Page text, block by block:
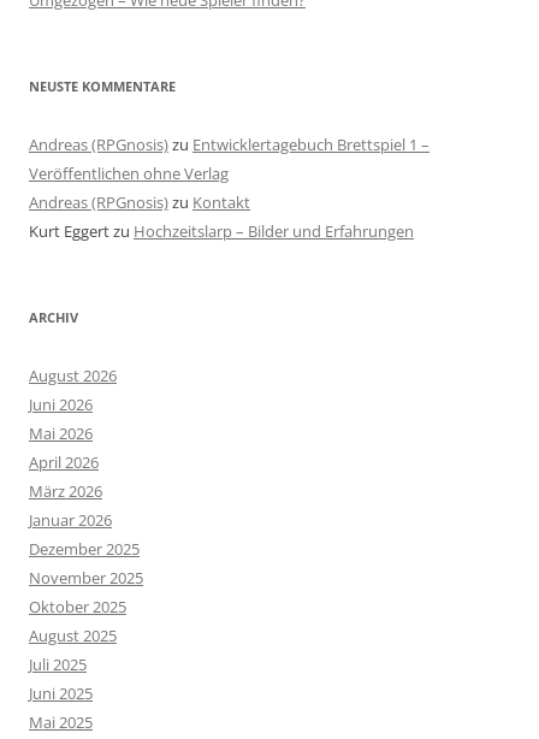
NEUSTE KOMMENTARE
Andreas (RPGnosis)zu Entwicklertagebuch Brettspiel 1 –
Veröffentlichen ohne Verlag
Andreas (RPGnosis)zu Kontakt
Kurt Eggertzu Hochzeitslarp – Bilder und Erfahrungen
ARCHIV
August 2026
Juni 2026
Mai 2026
April 2026
März 2026
Januar 2026
Dezember 2025
November 2025
Oktober 2025
August 2025
Juli 2025
Juni 2025
Mai 2025